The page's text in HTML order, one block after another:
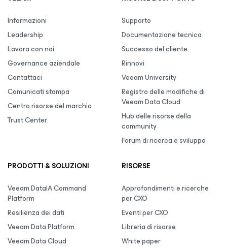
Informazioni
Leadership
Lavora con noi
Governance aziendale
Contattaci
Comunicati stampa
Centro risorse del marchio
Trust Center
Supporto
Documentazione tecnica
Successo del cliente
Rinnovi
Veeam University
Registro delle modifiche di
Veeam Data Cloud
Hub delle risorse della
community
Forum di ricerca e sviluppo
PRODOTTI & SOLUZIONI
Veeam DataIA Command
Platform
Resilienza dei dati
Veeam Data Platform
Veeam Data Cloud
RISORSE
Approfondimenti e ricerche
per CXO
Eventi per CXO
Libreria di risorse
White paper